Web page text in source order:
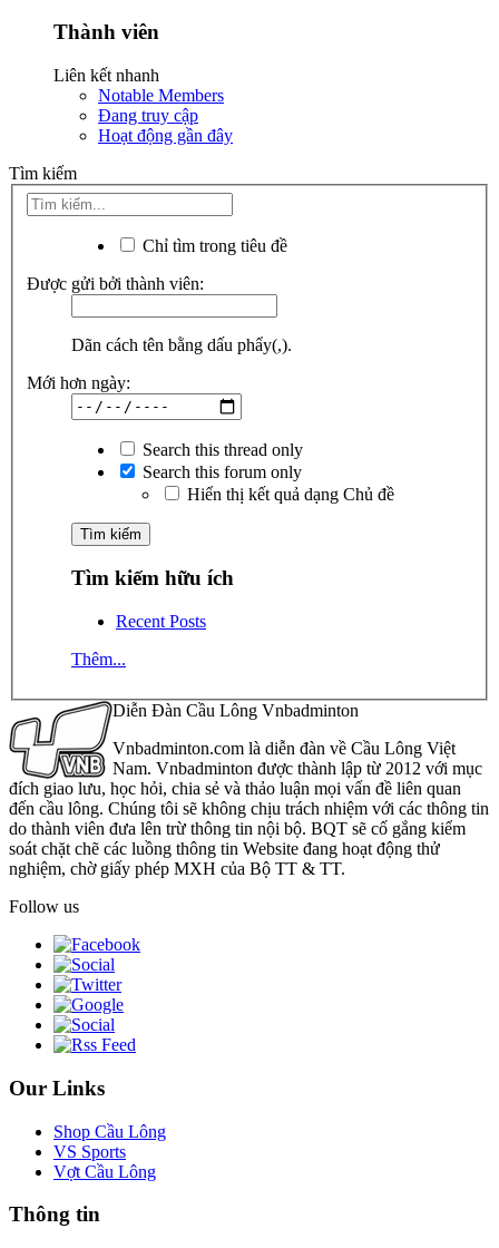
Thành viên
Liên kết nhanh
Notable Members
Đang truy cập
Hoạt động gần đây
Tìm kiếm
Chỉ tìm trong tiêu đề
Được gửi bởi thành viên:
Dãn cách tên bằng dấu phẩy(,).
Mới hơn ngày:
Search this thread only
Search this forum only
Hiển thị kết quả dạng Chủ đề
Tìm kiếm hữu ích
Recent Posts
Thêm...
Diễn Đàn Cầu Lông Vnbadminton
Vnbadminton.com là diễn đàn về Cầu Lông Việt
Nam. Vnbadminton được thành lập từ 2012 với mục
đích giao lưu, học hỏi, chia sẻ và thảo luận mọi vấn đề liên quan
đến cầu lông. Chúng tôi sẽ không chịu trách nhiệm với các thông tin
do thành viên đưa lên trừ thông tin nội bộ. BQT sẽ cố gắng kiểm
soát chặt chẽ các luồng thông tin Website đang hoạt động thử
nghiệm, chờ giấy phép MXH của Bộ TT & TT.
Follow us
Our Links
Shop Cầu Lông
VS Sports
Vợt Cầu Lông
Thông tin